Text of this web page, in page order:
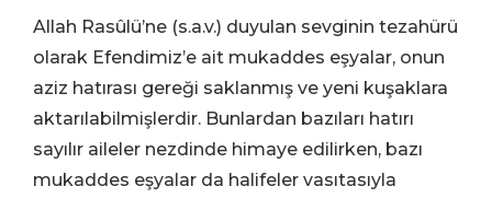
Allah Rasûlü’ne (s.a.v.) duyulan sevginin tezahürü
olarak Efendimiz’e ait mukaddes eşyalar, onun
aziz hatırası gereği saklanmış ve yeni kuşaklara
aktarılabilmişlerdir. Bunlardan bazıları hatırı
sayılır aileler nezdinde himaye edilirken, bazı
mukaddes eşyalar da halifeler vasıtasıyla